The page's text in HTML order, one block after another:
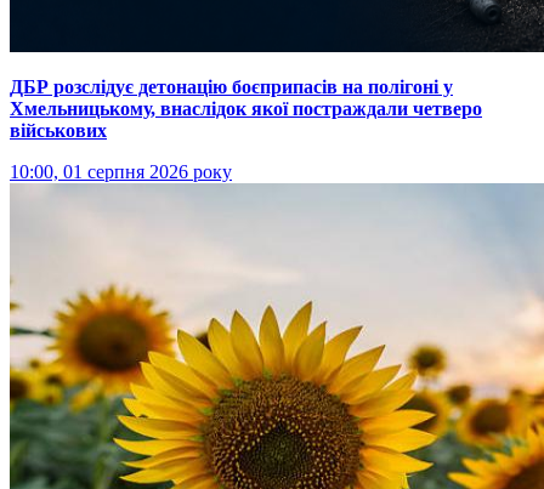
ДБР розслідує детонацію боєприпасів на полігоні у
Хмельницькому, внаслідок якої постраждали четверо
військових
10:00, 01 серпня 2026 року